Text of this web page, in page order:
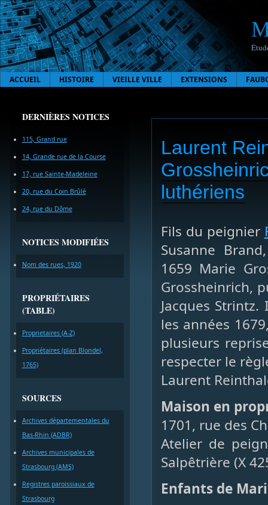
ACCUEIL HISTOIRE VIEILLE VILLE EXTENSIONS
DERNIÈRES NOTICES
115, Grand rue
14, Grande rue de la Course
17, rue Sainte-Madeleine
20, rue du Coin Brûlé
24, rue du Dôme
NOTICES MODIFIÉES
Nom des rues, 1920
PROPRIÉTAIRES
(TABLE)
Proprietaires (A-Z)
Propriétaires (plan Blondel,
1765)
SOURCES
Archives départementales du
Bas-Rhin (ADBR)
Archives municipales de
Strasbourg (AMS)
Registres paroissiaux de
Strasbourg
Laurent
luthériens
Fils du peignier
Susanne
1659 Marie
Grossheinrich,
Jacques
les années
plusieurs
respecter le
Laurent
Maison en
1701, rue des
Atelier de
Salpêtrière (X
Enfants de